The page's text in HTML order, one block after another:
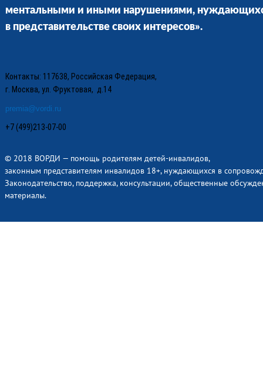
ментальными и иными нарушениями,
в представительстве своих интересов».
Контакты: 117638, Российская Федерация,
г. Москва, ул. Фруктовая, д.14
premia@vordi.ru
+7 (499)213-07-00
© 2018 ВОРДИ — помощь родителям детей-инвалидов,
законным представителям инвалидов 18+, нуждающихся в
Законодательство, поддержка, консультации, общественные
материалы.